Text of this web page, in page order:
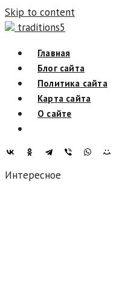
Skip to content
traditions5
Главная
Блог сайта
Политика сайта
Карта сайта
О сайте
Интересное